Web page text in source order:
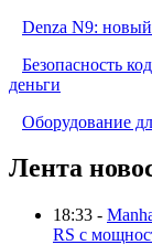
Denza N9:
Безопасность
деньги
Оборудование
Лента
18:33 -
RS с